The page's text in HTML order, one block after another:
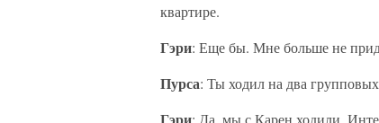
квартире.
Гэри: Еще бы. Мне больше не
Пурса: Ты ходил на два
: Да, мы с Карен ходили.